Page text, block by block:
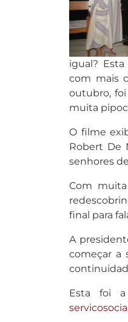
igual?
com mais
outubro,
muita
O filme
Robert De
senhores
Com
final para
A
começar a
Esta foi a